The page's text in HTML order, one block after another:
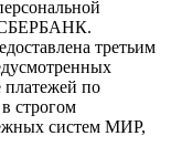
СБЕРБАНК.
третьим
платежей по
строгом
систем МИР,